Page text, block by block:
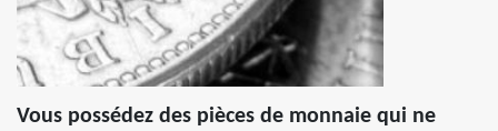
Vous possédez des pièces de monnaie qui ne